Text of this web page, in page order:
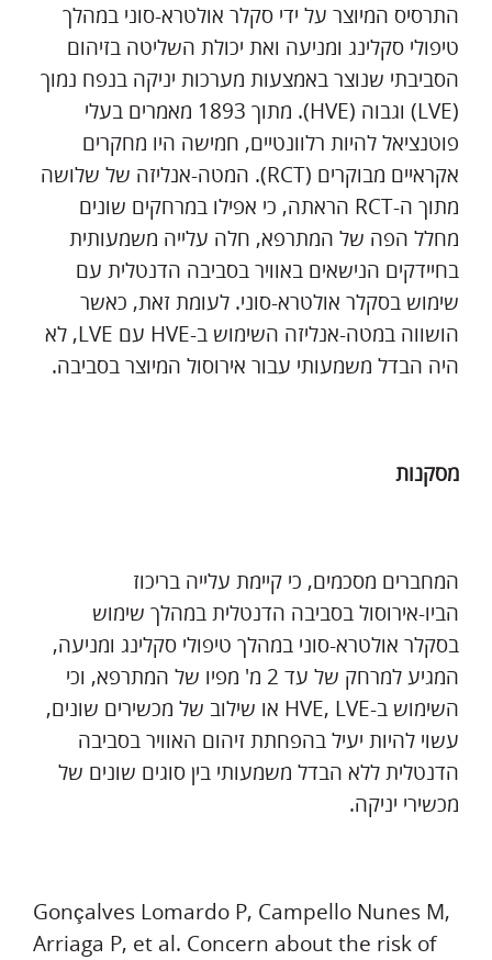
התרסיס המיוצר על ידי סקלר אולטרא-סוני במהלך
טיפולי סקלינג ומניעה ואת יכולת השליטה בזיהום
הסביבתי שנוצר באמצעות מערכות יניקה בנפח נמוך
(LVE) וגבוה (HVE). מתוך 1893 מאמרים בעלי
פוטנציאל להיות רלוונטיים, חמישה היו מחקרים
אקראיים מבוקרים (RCT). המטה-אנליזה של שלושה
מתוך ה-RCT הראתה, כי אפילו במרחקים שונים
מחלל הפה של המתרפא, חלה עלייה משמעותית
בחיידקים הנישאים באוויר בסביבה הדנטלית עם
שימוש בסקלר אולטרא-סוני. לעומת זאת, כאשר
הושווה במטה-אנליזה השימוש ב-HVE עם LVE, לא
היה הבדל משמעותי עבור אירוסול המיוצר בסביבה.
מסקנות
המחברים מסכמים, כי קיימת עלייה בריכוז
הביו-אירוסול בסביבה הדנטלית במהלך שימוש
בסקלר אולטרא-סוני במהלך טיפולי סקלינג ומניעה,
המגיע למרחק של עד 2 מ' מפיו של המתרפא, וכי
השימוש ב-HVE, LVE או שילוב של מכשירים שונים,
עשוי להיות יעיל בהפחתת זיהום האוויר בסביבה
הדנטלית ללא הבדל משמעותי בין סוגים שונים של
מכשירי יניקה.
Gonçalves Lomardo P, Campello Nunes M,
Arriaga P, et al. Concern about the risk of